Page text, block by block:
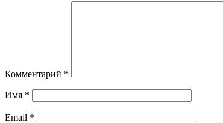
Комментарий *
Имя *
Email *